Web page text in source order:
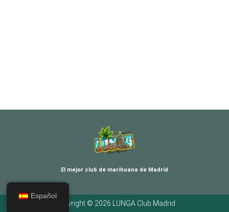
El mejor club de marihuana de Madrid
Copyright © 2026 LUNGA Club Madrid
Español